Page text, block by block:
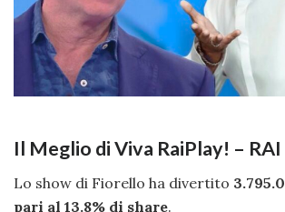
Il Meglio di Viva RaiPlay! – RAI
Lo show di Fiorello ha divertito
pari al 13.8% di share.